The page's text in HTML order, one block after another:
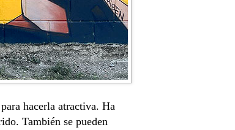
hacerla atractiva. Ha
También se pueden